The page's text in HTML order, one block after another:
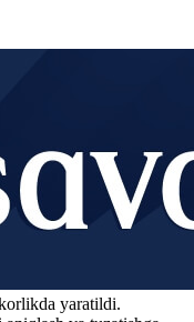
yaratildi.